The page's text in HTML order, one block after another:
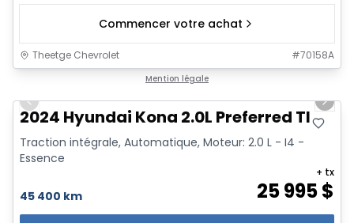
Commencer votre achat
Theetge Chevrolet #70158A
Mention légale
Previous slide
Next
2024 Hyundai Kona 2.0L Preferred TI
Traction intégrale, Automatique, Moteur: 2.0 L - I4 -
Essence
45 400 km 25 995$
+ tx